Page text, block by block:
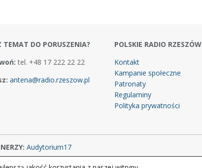
TEMAT DO PORUSZENIA?
tel. +48 17 222 22 22
antena@radio.rzeszow.pl
POLSKIE RADIO RZESZÓW
Kontakt
Kampanie społeczne
Patronaty
Regulaminy
Polityka prywatności
Audytorium17